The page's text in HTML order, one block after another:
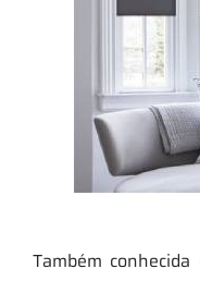
Também